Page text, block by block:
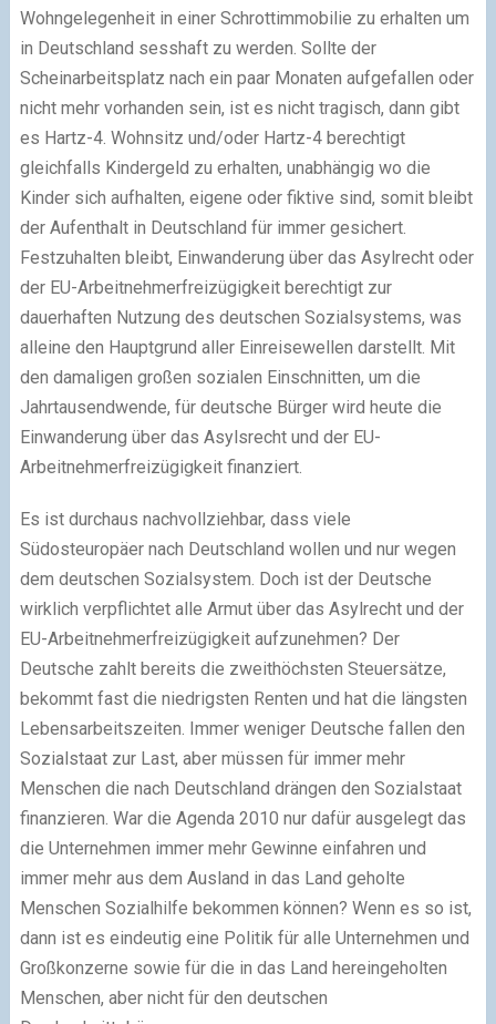
Wohngelegenheit in einer Schrottimmobilie zu erhalten um
in Deutschland sesshaft zu werden. Sollte der
Scheinarbeitsplatz nach ein paar Monaten aufgefallen oder
nicht mehr vorhanden sein, ist es nicht tragisch, dann gibt
es Hartz-4. Wohnsitz und/oder Hartz-4 berechtigt
gleichfalls Kindergeld zu erhalten, unabhängig wo die
Kinder sich aufhalten, eigene oder fiktive sind, somit bleibt
der Aufenthalt in Deutschland für immer gesichert.
Festzuhalten bleibt, Einwanderung über das Asylrecht oder
der EU-Arbeitnehmerfreizügigkeit berechtigt zur
dauerhaften Nutzung des deutschen Sozialsystems, was
alleine den Hauptgrund aller Einreisewellen darstellt. Mit
den damaligen großen sozialen Einschnitten, um die
Jahrtausendwende, für deutsche Bürger wird heute die
Einwanderung über das Asylsrecht und der EU-
Arbeitnehmerfreizügigkeit finanziert.
Es ist durchaus nachvollziehbar, dass viele
Südosteuropäer nach Deutschland wollen und nur wegen
dem deutschen Sozialsystem. Doch ist der Deutsche
wirklich verpflichtet alle Armut über das Asylrecht und der
EU-Arbeitnehmerfreizügigkeit aufzunehmen? Der
Deutsche zahlt bereits die zweithöchsten Steuersätze,
bekommt fast die niedrigsten Renten und hat die längsten
Lebensarbeitszeiten. Immer weniger Deutsche fallen den
Sozialstaat zur Last, aber müssen für immer mehr
Menschen die nach Deutschland drängen den Sozialstaat
finanzieren. War die Agenda 2010 nur dafür ausgelegt das
die Unternehmen immer mehr Gewinne einfahren und
immer mehr aus dem Ausland in das Land geholte
Menschen Sozialhilfe bekommen können? Wenn es so ist,
dann ist es eindeutig eine Politik für alle Unternehmen und
Großkonzerne sowie für die in das Land hereingeholten
Menschen, aber nicht für den deutschen